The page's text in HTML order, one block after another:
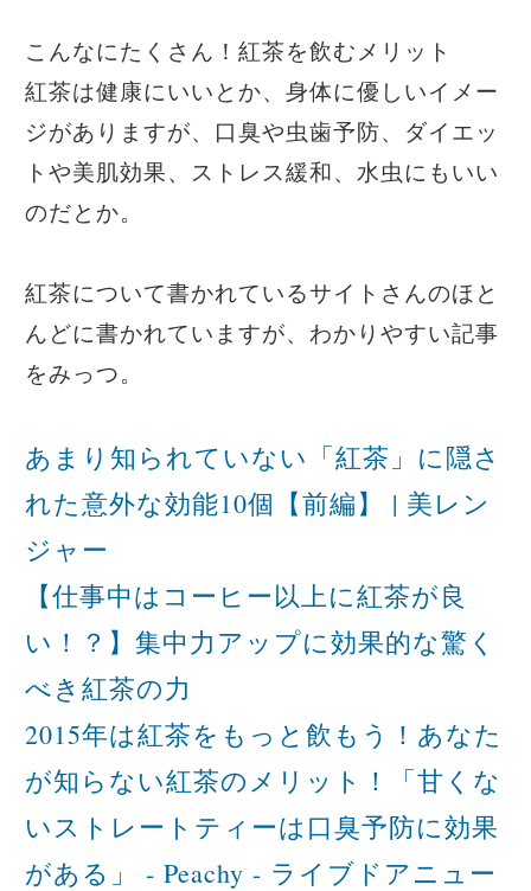
こんなにたくさん！紅茶を飲むメリット
紅茶は健康にいいとか、身体に優しいイメー
ジがありますが、口臭や虫歯予防、ダイエッ
トや美肌効果、ストレス緩和、水虫にもいい
のだとか。
紅茶について書かれているサイトさんのほと
んどに書かれていますが、わかりやすい記事
をみっつ。
あまり知られていない「紅茶」に隠さ
れた意外な効能10個【前編】 | 美レン
ジャー
【仕事中はコーヒー以上に紅茶が良
い！？】集中力アップに効果的な驚く
べき紅茶の力
2015年は紅茶をもっと飲もう！あなた
が知らない紅茶のメリット！「甘くな
いストレートティーは口臭予防に効果
がある」 - Peachy - ライブドアニュー